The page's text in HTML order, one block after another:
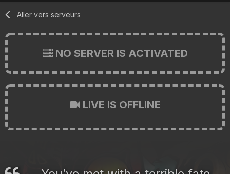
Aller vers serveurs
NO SERVER IS ACTIVATED
LIVE IS OFFLINE